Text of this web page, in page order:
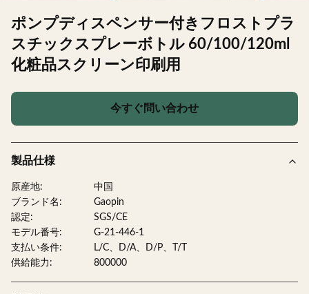
ポンプディスペンサー付きフロストプラ
スチックスプレーボトル 60/100/120ml
化粧品スクリーン印刷用
今すぐ問い合わせ
製品仕様
原産地:
中国
ブランド名:
Gaopin
認定:
SGS/CE
モデル番号:
G-21-446-1
支払い条件:
L/C、D/A、D/P、T/T
供給能力:
800000